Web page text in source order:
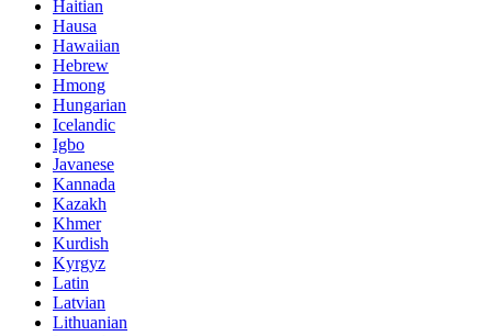
Haitian
Hausa
Hawaiian
Hebrew
Hmong
Hungarian
Icelandic
Igbo
Javanese
Kannada
Kazakh
Khmer
Kurdish
Kyrgyz
Latin
Latvian
Lithuanian